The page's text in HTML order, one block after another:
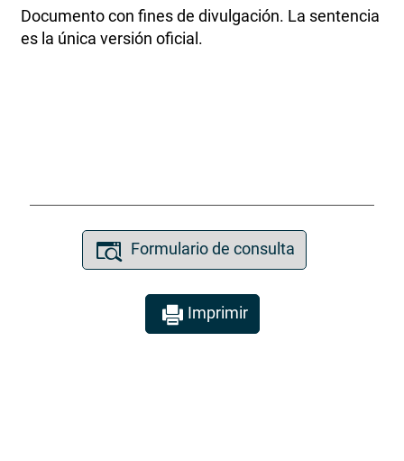
Documento con fines de divulgación. La sentencia
es la única versión oficial.
Formulario de consulta
Imprimir